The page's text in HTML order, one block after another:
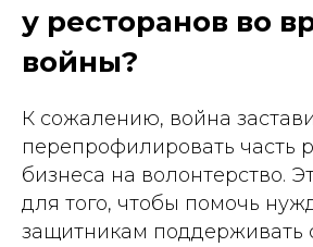
у ресторанов во
войны?
К сожалению, война
перепрофилировать часть
бизнеса на волонтерство.
для того, чтобы помочь
защитникам поддерживать